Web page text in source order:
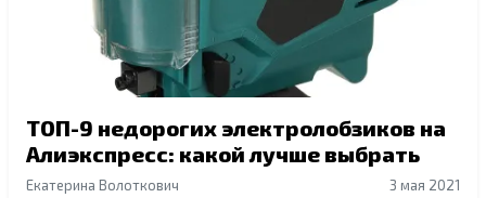
ТОП-9 недорогих электролобзиков на
Алиэкспресс: какой лучше выбрать
Екатерина Волоткович 3 мая 2021